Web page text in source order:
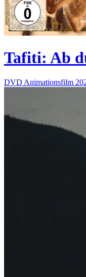
Tafiti: Ab
DVD Animationsfilm